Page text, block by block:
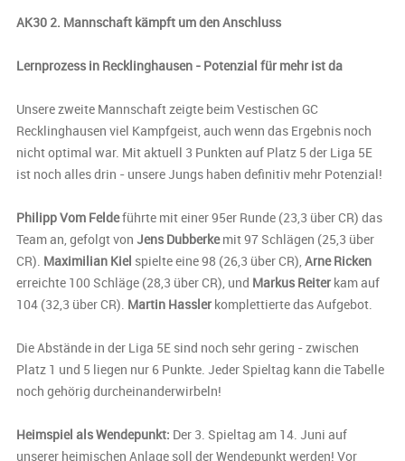
AK30 2. Mannschaft kämpft um den Anschluss
Lernprozess in Recklinghausen - Potenzial für mehr ist da
Unsere zweite Mannschaft zeigte beim Vestischen GC
Recklinghausen viel Kampfgeist, auch wenn das Ergebnis noch
nicht optimal war. Mit aktuell 3 Punkten auf Platz 5 der Liga 5E
ist noch alles drin - unsere Jungs haben definitiv mehr Potenzial!
Philipp Vom Feldeführte mit einer 95er Runde (23,3 über CR) das
Team an, gefolgt von Jens Dubberkemit 97 Schlägen (25,3 über
CR). Maximilian Kiel spielte eine 98 (26,3 über CR), Arne Ricken
erreichte 100 Schläge (28,3 über CR), und Markus Reiterkam auf
104 (32,3 über CR). Martin Hasslerkomplettierte das Aufgebot.
Die Abstände in der Liga 5E sind noch sehr gering - zwischen
Platz 1 und 5 liegen nur 6 Punkte. Jeder Spieltag kann die Tabelle
noch gehörig durcheinanderwirbeln!
Heimspiel als Wendepunkt: Der 3. Spieltag am 14. Juni auf
unserer heimischen Anlage soll der Wendepunkt werden! Vor